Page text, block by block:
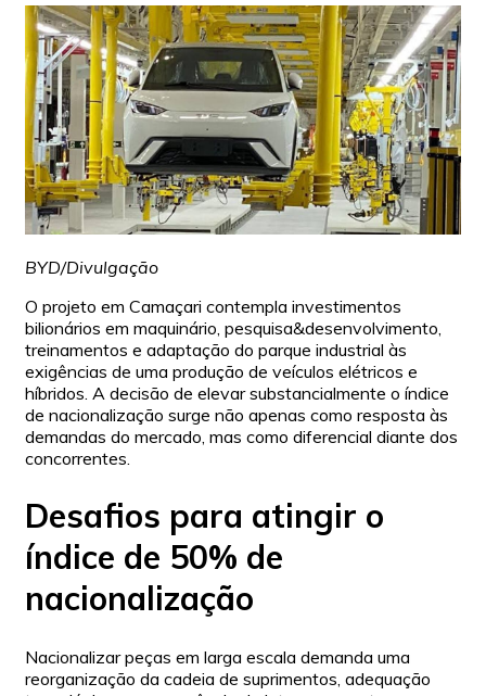
BYD/Divulgação
O projeto em Camaçari contempla investimentos
bilionários em maquinário, pesquisa&desenvolvimento,
treinamentos e adaptação do parque industrial às
exigências de uma produção de veículos elétricos e
híbridos. A decisão de elevar substancialmente o índice
de nacionalização surge não apenas como resposta às
demandas do mercado, mas como diferencial diante dos
concorrentes.
Desafios para atingir o
índice de 50% de
nacionalização
Nacionalizar peças em larga escala demanda uma
reorganização da cadeia de suprimentos, adequação